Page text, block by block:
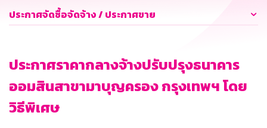
ประกาศจัดซื้อจัดจ้าง / ประกาศขาย
ประกาศราคากลางจ้างปรับปรุงธนาคาร
ออมสินสาขามาบุญครอง กรุงเทพฯ โดย
วิธีพิเศษ